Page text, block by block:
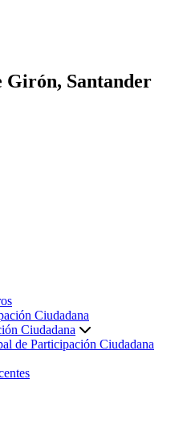
Santander
Ciudadana
Ciudadana
de Participación Ciudadana